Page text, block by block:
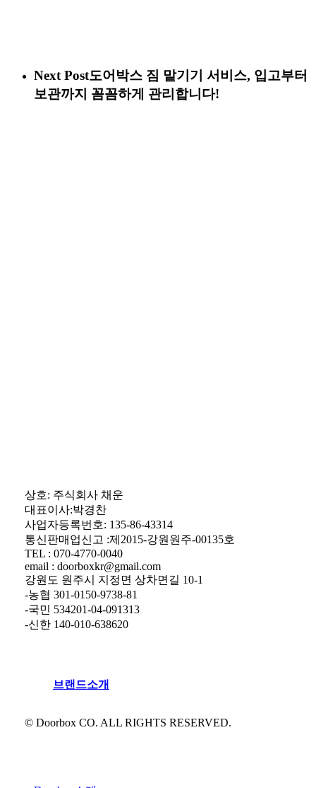
Next Post도어박스 짐 맡기기 서비스, 입고부터
보관까지 꼼꼼하게 관리합니다!
상호: 주식회사 채운
대표이사:박경찬
사업자등록번호: 135-86-43314
통신판매업신고 :제2015-강원원주-00135호
TEL : 070-4770-0040
email : doorboxkr@gmail.com
강원도 원주시 지정면 상차면길 10-1
-농협 301-0150-9738-81
-국민 534201-04-091313
-신한 140-010-638620
브랜 드소개
© Doorbox CO. ALL RIGHTS RESERVED.